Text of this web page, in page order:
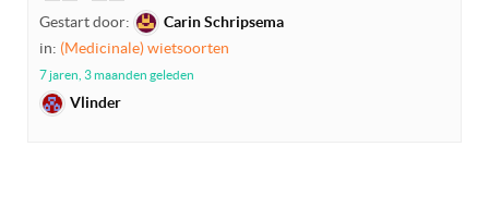
Gestart door:
Carin Schripsema
in: (Medicinale) wietsoorten
7 jaren, 3 maanden geleden
Vlinder